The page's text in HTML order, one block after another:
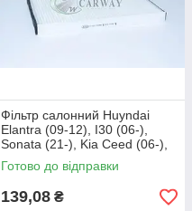
Фільтр салонний Huyndai
Elantra (09-12), I30 (06-),
Sonata (21-), Kia Ceed (06-),
K5 (21-) 97133-2L000 MCH
Готово до відправки
139,08 ₴